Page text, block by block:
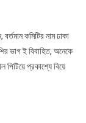
কমিটির নাম ঢাকা
ভাগ ই বিবাহিত, অনেকে
পিটিয়ে প্রকাশ্যে বিয়ে